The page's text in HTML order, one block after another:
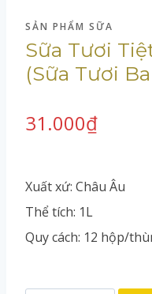
SẢN PHẨM SỮA
Sữa Tươi
(Sữa Tươi
31.000₫
Xuất xứ: Châu Âu
Thể tích: 1L
Quy cách: 12 hộp/